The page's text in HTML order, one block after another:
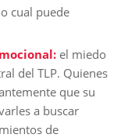
cual puede
el miedo
del TLP. Quienes
que su
a buscar
de